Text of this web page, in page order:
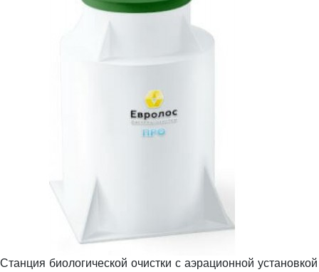
Станция биологической очистки с аэрационной установкой